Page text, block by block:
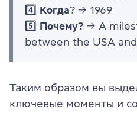
4️⃣ Когда? → 1969
5️⃣ Почему? → A
between the USA
Таким образом вы
ключевые моменты и